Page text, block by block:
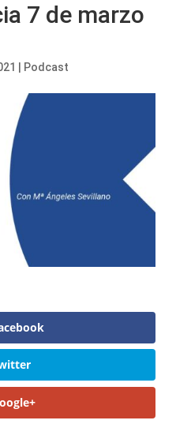
7 de marzo
Podcast